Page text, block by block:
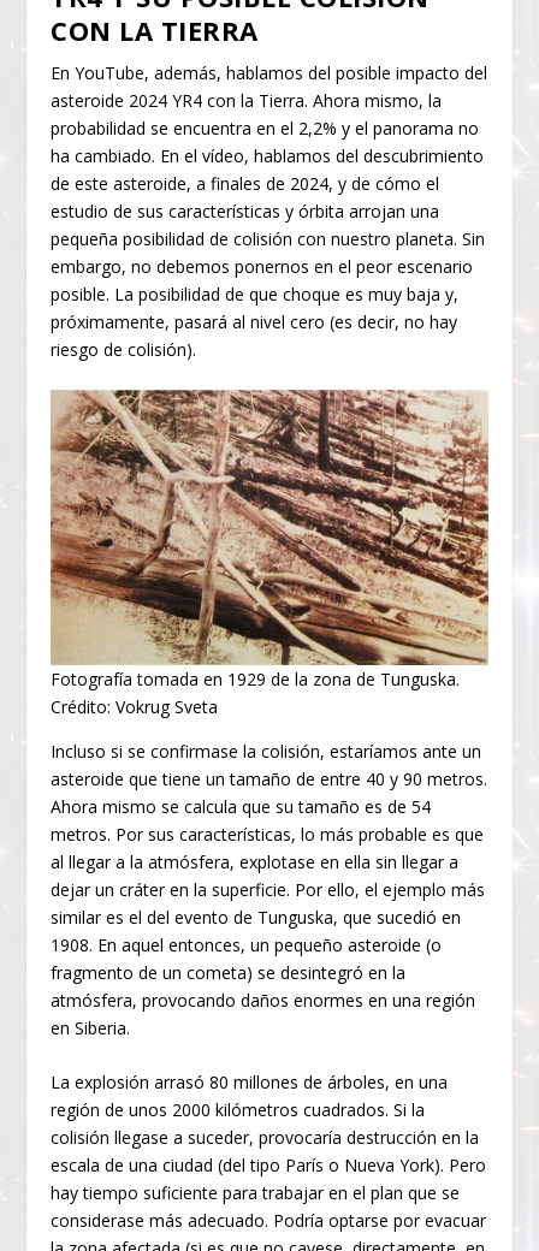
CON LA TIERRA
En YouTube, además, hablamos del posible impacto del
asteroide 2024 YR4 con la Tierra. Ahora mismo, la
probabilidad se encuentra en el 2,2% y el panorama no
ha cambiado. En el vídeo, hablamos del descubrimiento
de este asteroide, a finales de 2024, y de cómo el
estudio de sus características y órbita arrojan una
pequeña posibilidad de colisión con nuestro planeta. Sin
embargo, no debemos ponernos en el peor escenario
posible. La posibilidad de que choque es muy baja y,
próximamente, pasará al nivel cero (es decir, no hay
riesgo de colisión).
Fotografía tomada en 1929 de la zona de Tunguska.
Crédito: Vokrug Sveta
Incluso si se confirmase la colisión, estaríamos ante un
asteroide que tiene un tamaño de entre 40 y 90 metros.
Ahora mismo se calcula que su tamaño es de 54
metros. Por sus características, lo más probable es que
al llegar a la atmósfera, explotase en ella sin llegar a
dejar un cráter en la superficie. Por ello, el ejemplo más
similar es el del evento de Tunguska, que sucedió en
1908. En aquel entonces, un pequeño asteroide (o
fragmento de un cometa) se desintegró en la
atmósfera, provocando daños enormes en una región
en Siberia.
La explosión arrasó 80 millones de árboles, en una
región de unos 2000 kilómetros cuadrados. Si la
colisión llegase a suceder, provocaría destrucción en la
escala de una ciudad (del tipo París o Nueva York). Pero
hay tiempo suficiente para trabajar en el plan que se
considerase más adecuado. Podría optarse por evacuar